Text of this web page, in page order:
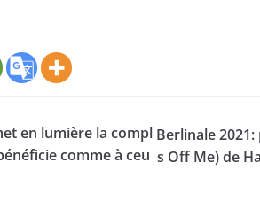
en lumière la compl
comme à ceu
Berlinale
s Off Me) de